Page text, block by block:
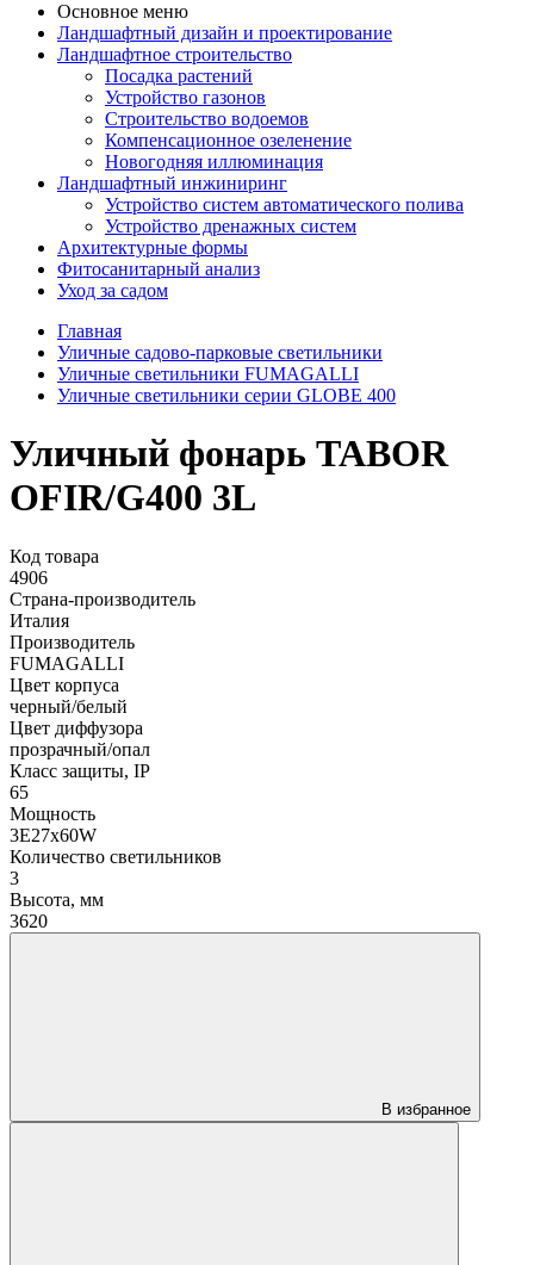
Основное меню
Ландшафтный дизайн и проектирование
Ландшафтное строительство
Посадка растений
Устройство газонов
Строительство водоемов
Компенсационное озеленение
Новогодняя иллюминация
Ландшафтный инжиниринг
Устройство систем автоматического полива
Устройство дренажных систем
Aрхитектурные формы
Фитосанитарный анализ
Уход за садом
Главная
Уличные садово-парковые светильники
Уличные светильники FUMAGALLI
Уличные светильники серии GLOBE 400
Уличный фонарь TABOR
OFIR/G400 3L
Код товара
4906
Страна-производитель
Италия
Производитель
FUMAGALLI
Цвет корпуса
черный/белый
Цвет диффузора
прозрачный/опал
Класс защиты, IP
65
Мощность
3Е27х60W
Количество светильников
3
Высота, мм
3620
В избранное